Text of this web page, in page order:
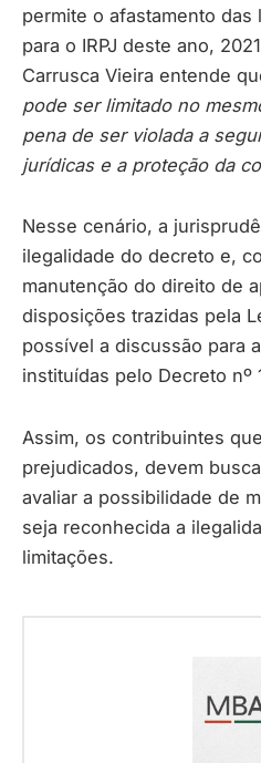
permite o afastamento das
para o IRPJ deste ano,
Carrusca Vieira entende
pode ser limitado no
pena de ser violada a
jurídicas e a proteção da
Nesse cenário, a
ilegalidade do decreto e,
manutenção do direito de
disposições trazidas pela
possível a discussão para
instituídas pelo Decreto nº
Assim, os contribuintes
prejudicados, devem
avaliar a possibilidade de
seja reconhecida a
limitações.